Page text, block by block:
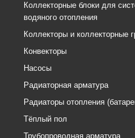
Коллекторные блоки для
водяного отопления
Коллекторы и коллекторные
Конвекторы
Насосы
Радиаторная арматура
Радиаторы отопления
Тёплый пол
Трубопроводная арматура